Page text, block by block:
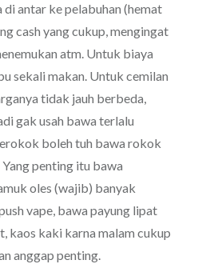
antar ke pelabuhan (hemat
cash yang cukup, mengingat
atm. Untuk biaya
sekali makan. Untuk cemilan
tidak jauh berbeda,
gak usah bawa terlalu
boleh tuh bawa rokok
penting itu bawa
oles (wajib) banyak
vape, bawa payung lipat
kaos kaki karna malam cukup
anggap penting.